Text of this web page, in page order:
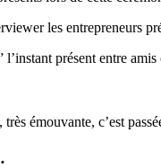
les entrepreneurs
l’instant présent entre
émouvante, c’est